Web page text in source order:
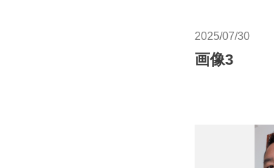
2025/07/30
画像3